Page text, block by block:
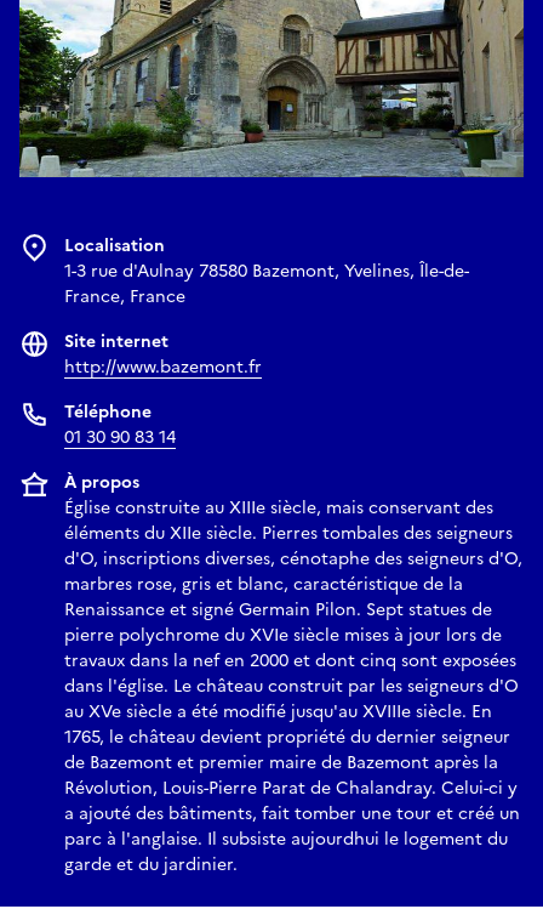
Localisation
1-3 rue d'Aulnay 78580 Bazemont, Yvelines, Île-de-
France, France
Site internet
http://www.bazemont.fr
Téléphone
01 30 90 83 14
À propos
Église construite au XIIIe siècle, mais conservant des
éléments du XIIe siècle. Pierres tombales des seigneurs
d'O, inscriptions diverses, cénotaphe des seigneurs d'O,
marbres rose, gris et blanc, caractéristique de la
Renaissance et signé Germain Pilon. Sept statues de
pierre polychrome du XVIe siècle mises à jour lors de
travaux dans la nef en 2000 et dont cinq sont exposées
dans l'église. Le château construit par les seigneurs d'O
au XVe siècle a été modifié jusqu'au XVIIIe siècle. En
1765, le château devient propriété du dernier seigneur
de Bazemont et premier maire de Bazemont après la
Révolution, Louis-Pierre Parat de Chalandray. Celui-ci y
a ajouté des bâtiments, fait tomber une tour et créé un
parc à l'anglaise. Il subsiste aujourdhui le logement du
garde et du jardinier.